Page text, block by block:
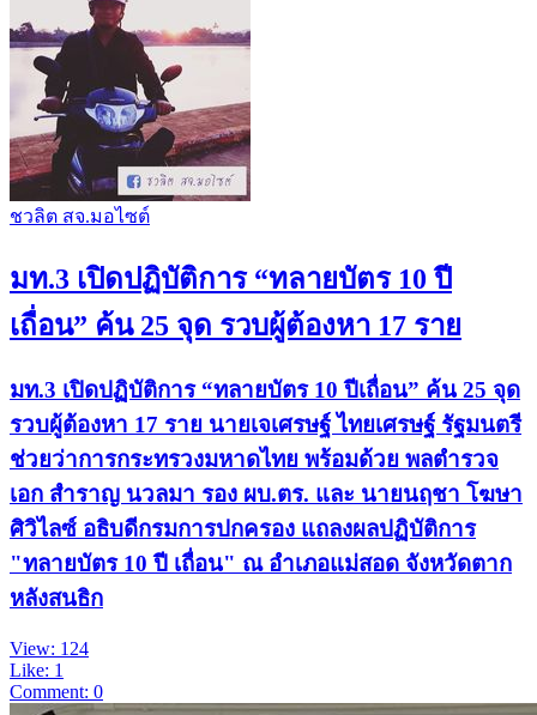
ชวลิต สจ.มอไซต์
มท.3 เปิดปฏิบัติการ “ทลายบัตร 10 ปี
เถื่อน” ค้น 25 จุด รวบผู้ต้องหา 17 ราย
มท.3 เปิดปฏิบัติการ “ทลายบัตร 10 ปีเถื่อน” ค้น 25 จุด
รวบผู้ต้องหา 17 ราย นายเจเศรษฐ์ ไทยเศรษฐ์ รัฐมนตรี
ช่วยว่าการกระทรวงมหาดไทย พร้อมด้วย พลตำรวจ
เอก สำราญ นวลมา รอง ผบ.ตร. และ นายนฤชา โฆษา
ศิวิไลซ์ อธิบดีกรมการปกครอง แถลงผลปฏิบัติการ
"ทลายบัตร 10 ปี เถื่อน" ณ อำเภอแม่สอด จังหวัดตาก
หลังสนธิก
View: 124
Like: 1
Comment: 0